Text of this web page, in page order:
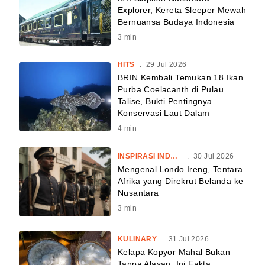
Explorer, Kereta Sleeper Mewah
Bernuansa Budaya Indonesia
3 min
HITS . 29 Jul 2026
BRIN Kembali Temukan 18 Ikan
Purba Coelacanth di Pulau
Talise, Bukti Pentingnya
Konservasi Laut Dalam
4 min
INSPIRASI INDONESIA 30 Jul 2026
Mengenal Londo Ireng, Tentara
Afrika yang Direkrut Belanda ke
Nusantara
3 min
KULINARY 31 Jul 2026
Kelapa Kopyor Mahal Bukan